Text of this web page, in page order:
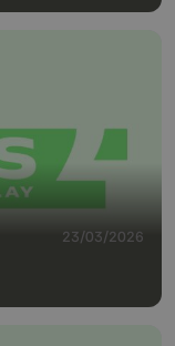
23/03/2026